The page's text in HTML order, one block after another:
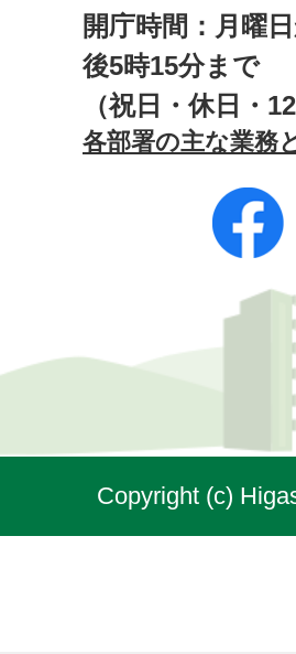
開庁時間：月曜
後5時15分まで
（祝日・休日・
各部署の主な業務
Copyright (c)